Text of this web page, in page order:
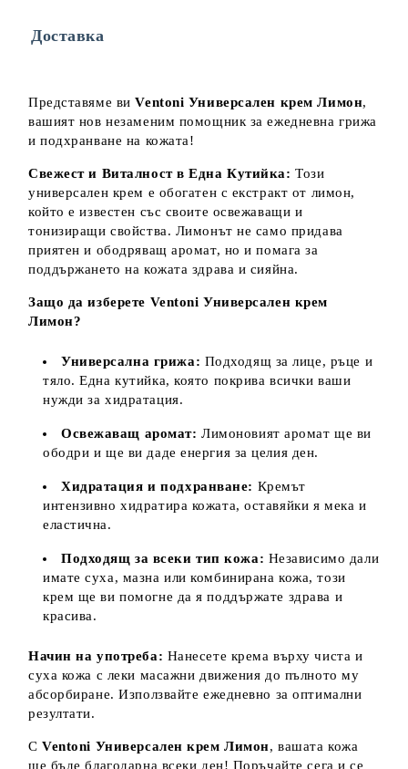
Ние ще се свържем с вас в рамките на работния ден.
Доставка
Представяме виVentoni Универсален крем Лимон,
вашият нов незаменим помощник за ежедневна грижа
и подхранване на кожата!
Свежест и Виталност в Една Кутийка: Този
универсален крем е обогатен с екстракт от лимон,
който е известен със своите освежаващи и
тонизиращи свойства. Лимонът не само придава
приятен и ободряващ аромат, но и помага за
поддържането на кожата здрава и сияйна.
Защо да изберете Ventoni Универсален крем
Лимон?
Универсална грижа: Подходящ за лице, ръце и
тяло. Една кутийка, която покрива всички ваши
нужди за хидратация.
Освежаващ аромат: Лимоновият аромат ще ви
ободри и ще ви даде енергия за целия ден.
Хидратация и подхранване: Кремът
интензивно хидратира кожата, оставяйки я мека и
еластична.
Подходящ за всеки тип кожа: Независимо дали
имате суха, мазна или комбинирана кожа, този
крем ще ви помогне да я поддържате здрава и
красива.
Начин на употреба: Нанесете крема върху чиста и
суха кожа с леки масажни движения до пълното му
абсорбиране. Използвайте ежедневно за оптимални
резултати.
СVentoni Универсален крем Лимон, вашата кожа
ще бъде благодарна всеки ден! Поръчайте сега и се